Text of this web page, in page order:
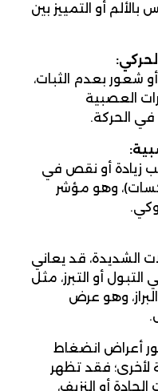
أو التمييز بين
:
بعدم الثبات،
العصبية
في الحركة.
:
زيادة أو نقص في
وهو مؤشر
الشديدة، قد يعاني
أو التبرز، مثل
وهو عرض
أعراض انضغاط
لأخرى؛ فقد تظهر
أو النزيف،